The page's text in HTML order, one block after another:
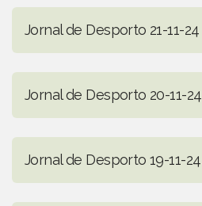
Jornal de Desporto 21-11-24
Jornal de Desporto 20-11-24
Jornal de Desporto 19-11-24